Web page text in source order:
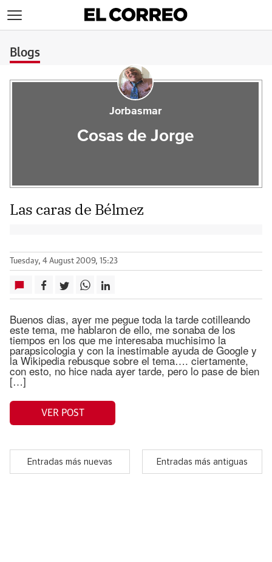
Blogs
Jorbasmar
Cosas de Jorge
Las caras de Bélmez
Tuesday, 4 August 2009, 15:23
Buenos dias, ayer me pegue toda la tarde cotilleando
este tema, me hablaron de ello, me sonaba de los
tiempos en los que me interesaba muchisimo la
parapsicologia y con la inestimable ayuda de Google y
la Wikipedia rebusque sobre el tema…. ciertamente,
con esto, no hice nada ayer tarde, pero lo pase de bien
[…]
VER POST
Entradas más nuevas Entradas más antiguas